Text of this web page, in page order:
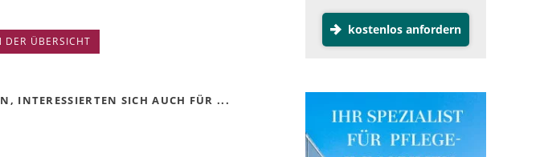
ÜBERSICHT
INTERESSIERTEN SICH AUCH FÜR ...
kostenlos anfordern